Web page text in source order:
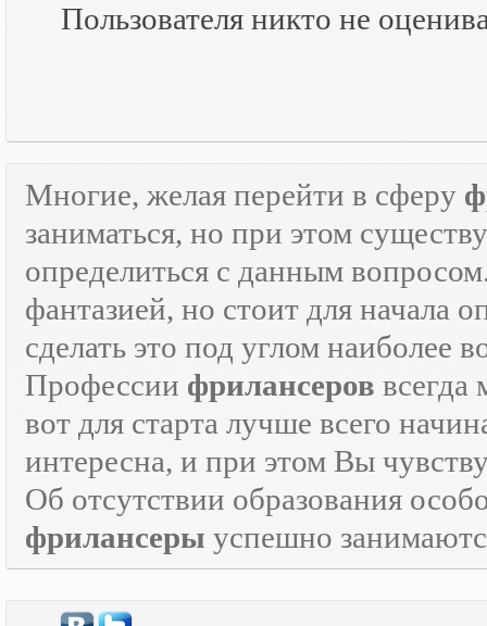
Пользователя никто не
Многие, желая перейти в сферу
заниматься, но при этом
определиться с данным
фантазией, но стоит для начала
сделать это под углом наиболее
Профессии фрилансеров
вот для старта лучше всего
интересна, и при этом Вы
Об отсутствии образования
фрилансеры успешно